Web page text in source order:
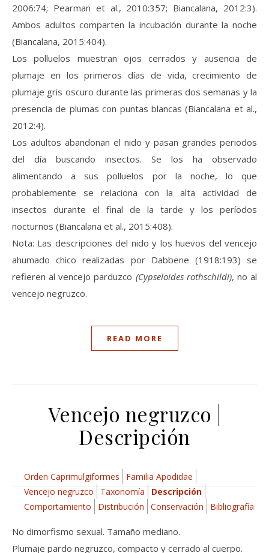
2006:74; Pearman et al., 2010:357; Biancalana, 2012:3).
Ambos adultos comparten la incubación durante la noche
(Biancalana, 2015:404).
Los polluelos muestran ojos cerrados y ausencia de
plumaje en los primeros días de vida, crecimiento de
plumaje gris oscuro durante las primeras dos semanas y la
presencia de plumas con puntas blancas (Biancalana et al.,
2012:4).
Los adultos abandonan el nido y pasan grandes periodos
del día buscando insectos. Se los ha observado
alimentando a sus polluelos por la noche, lo que
probablemente se relaciona con la alta actividad de
insectos durante el final de la tarde y los períodos
nocturnos (Biancalana et al., 2015:408).
Nota: Las descripciones del nido y los huevos del vencejo
ahumado chico realizadas por Dabbene (1918:193) se
refieren al vencejo parduzco (Cypseloides rothschildi), no al
vencejo negruzco.
READ MORE
Vencejo negruzco |
Descripción
Orden Caprimulgiformes
Familia Apodidae
Vencejo negruzco
Taxonomía
Descripción
Comportamiento
Distribución Conservación Bibliografía
No dimorfismo sexual. Tamaño mediano.
Plumaje pardo negruzco, compacto y cerrado al cuerpo.